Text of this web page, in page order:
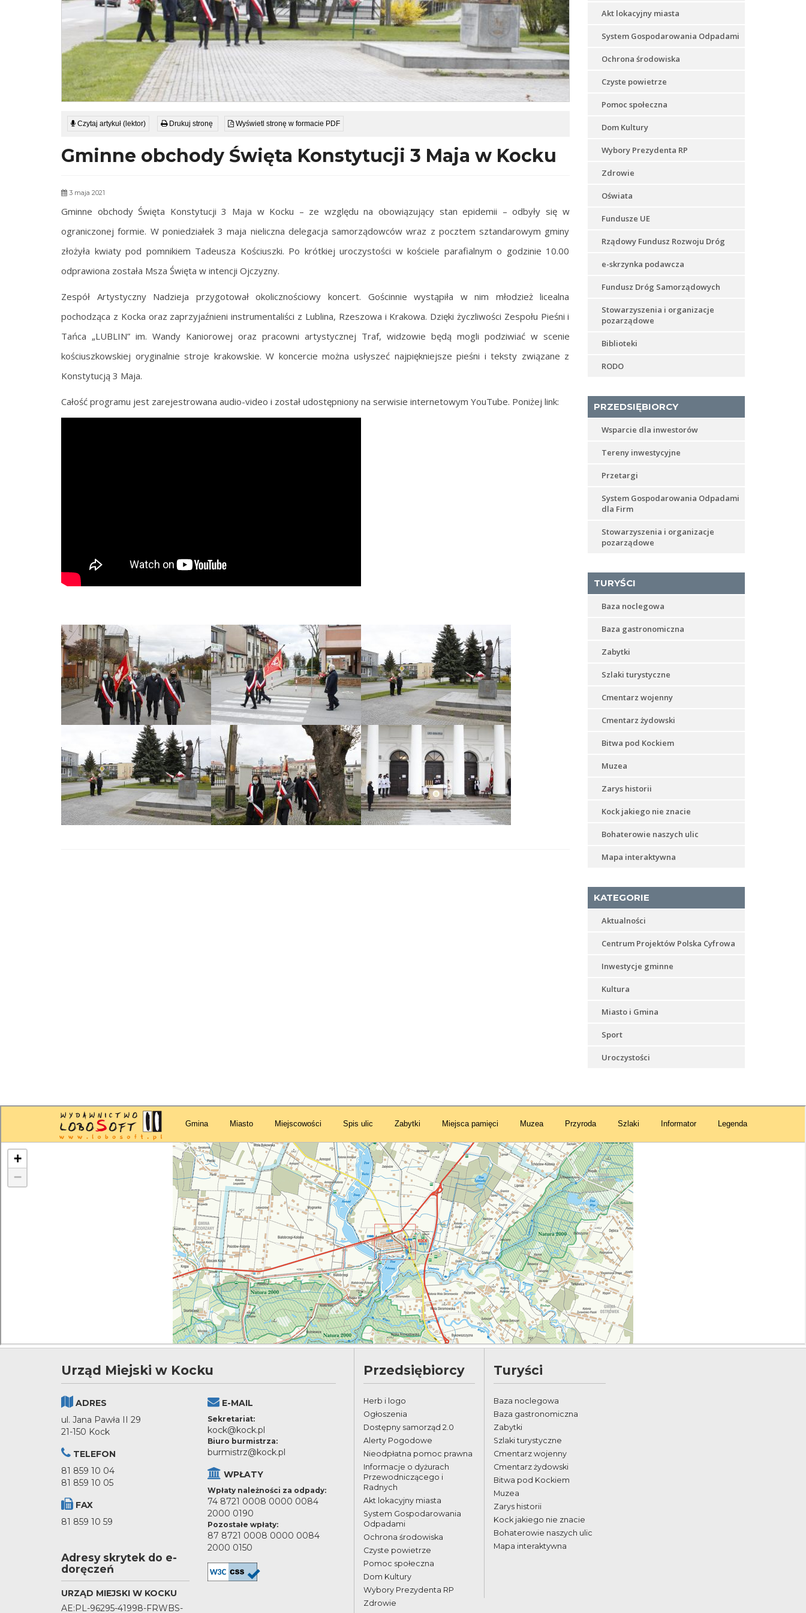
Czytaj artykuł (lektor) Drukuj stronę Wyświetl stronę w formacie PDF
Gminne obchody Święta Konstytucji 3 Maja w Kocku
3 maja 2021
Gminne obchody Święta Konstytucji 3 Maja w Kocku – ze względu na obowiązujący stan epidemii – odbyły się w
ograniczonej formie. W poniedziałek 3 maja nieliczna delegacja samorządowców wraz z pocztem sztandarowym gminy
złożyła kwiaty pod pomnikiem Tadeusza Kościuszki. Po krótkiej uroczystości w kościele parafialnym o godzinie 10.00
odprawiona została Msza Święta w intencji Ojczyzny.
Zespół Artystyczny Nadzieja przygotował okolicznościowy koncert. Gościnnie wystąpiła w nim młodzież licealna
pochodząca z Kocka oraz zaprzyjaźnieni instrumentaliści z Lublina, Rzeszowa i Krakowa. Dzięki życzliwości Zespołu Pieśni i
Tańca „LUBLIN” im. Wandy Kaniorowej oraz pracowni artystycznej Traf, widzowie będą mogli podziwiać w scenie
kościuszkowskiej oryginalnie stroje krakowskie. W koncercie można usłyszeć najpiękniejsze pieśni i teksty związane z
Konstytucją 3 Maja.
Całość programu jest zarejestrowana audio-video i został udostępniony na serwisie internetowym YouTube. Poniżej link:
Akt lokacyjny miasta
System Gospodarowania Odpadami
Ochrona środowiska
Czyste powietrze
Pomoc społeczna
Dom Kultury
Wybory Prezydenta RP
Zdrowie
Oświata
Fundusze UE
Rządowy Fundusz Rozwoju Dróg
e-skrzynka podawcza
Fundusz Dróg Samorządowych
Stowarzyszenia i organizacje
pozarządowe
Biblioteki
RODO
PRZEDSIĘBIORCY
Wsparcie dla inwestorów
Tereny inwestycyjne
Przetargi
System Gospodarowania Odpadami
dla Firm
Stowarzyszenia i organizacje
pozarządowe
TURYŚCI
Baza noclegowa
Baza gastronomiczna
Zabytki
Szlaki turystyczne
Cmentarz wojenny
Cmentarz żydowski
Bitwa pod Kockiem
Muzea
Zarys historii
Kock jakiego nie znacie
Bohaterowie naszych ulic
Mapa interaktywna
KATEGORIE
Aktualności
Centrum Projektów Polska Cyfrowa
Inwestycje gminne
Kultura
Miasto i Gmina
Sport
Uroczystości
Urząd Miejski w Kocku
ADRES
ul. Jana Pawła II 29
21-150 Kock
TELEFON
81 859 10 04
81 859 10 05
FAX
81 859 10 59
Adresy skrytek do e-
doręczeń
URZĄD MIEJSKI W KOCKU
AE:PL-96295-41998-FRWBS-
E-MAIL
Sekretariat:
kock@kock.pl
Biuro burmistrza:
burmistrz@kock.pl
WPŁATY
Wpłaty należności za odpady:
74 8721 0008 0000 0084
2000 0190
Pozostałe wpłaty:
87 8721 0008 0000 0084
2000 0150
Przedsiębiorcy
Herb i logo
Ogłoszenia
Dostępny samorząd 2.0
Alerty Pogodowe
Nieodpłatna pomoc prawna
Informacje o dyżurach
Przewodniczącego i
Radnych
Akt lokacyjny miasta
System Gospodarowania
Odpadami
Ochrona środowiska
Czyste powietrze
Pomoc społeczna
Dom Kultury
Wybory Prezydenta RP
Zdrowie
Turyści
Baza noclegowa
Baza gastronomiczna
Zabytki
Szlaki turystyczne
Cmentarz wojenny
Cmentarz żydowski
Bitwa pod Kockiem
Muzea
Zarys historii
Kock jakiego nie znacie
Bohaterowie naszych ulic
Mapa interaktywna